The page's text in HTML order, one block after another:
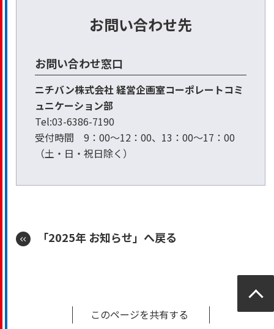
お問い合わせ先
お問い合わせ窓口
ニチバン株式会社 経営企画室コーポレートコミ
ュニケーション部
Tel:03-6386-7190
受付時間 9：00～12：00、13：00～17：00
（土・日・祝日除く）
「2025年 お知らせ」へ戻る
このページを共有する
トップ